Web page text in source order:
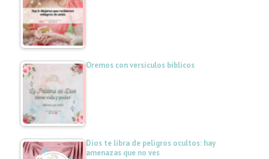
Oremos con versículos bíblicos
Dios te libra de peligros ocultos: hay
amenazas que no ves